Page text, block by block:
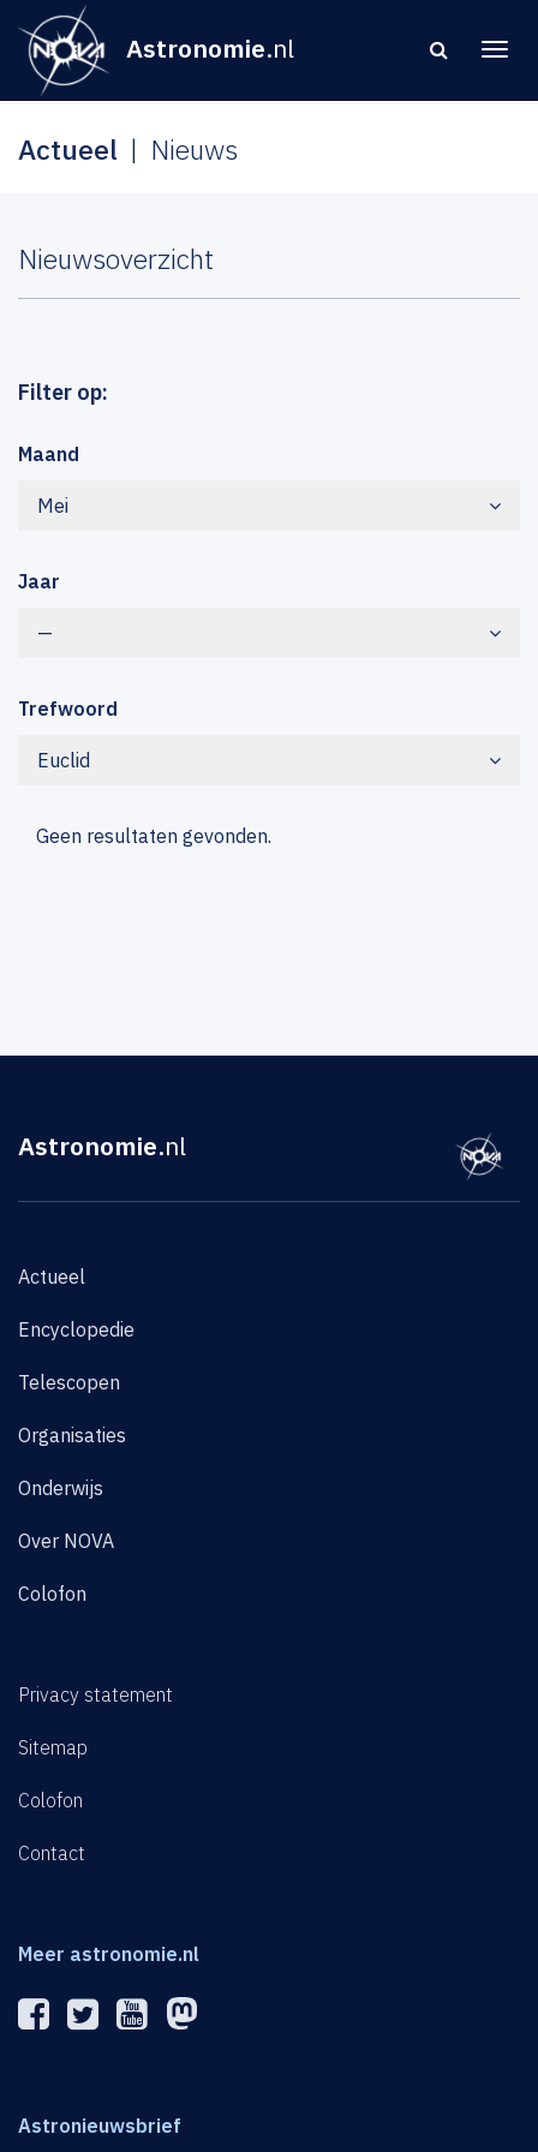
Astronomie.nl
Actueel Nieuws
Nieuwsoverzicht
Filter op:
Maand
Mei
Jaar
—
Trefwoord
Euclid
Geen resultaten gevonden.
Astronomie.nl
Actueel
Encyclopedie
Telescopen
Organisaties
Onderwijs
Over NOVA
Colofon
Privacy statement
Sitemap
Colofon
Contact
Meer astronomie.nl
Astronieuwsbrief